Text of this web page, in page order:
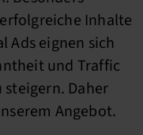
Inhalte
Ads eignen sich
und Traffic
Daher
Angebot.